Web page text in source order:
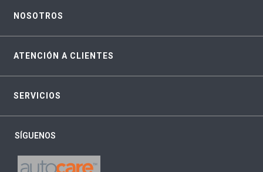
NOSOTROS
ATENCIÓN A CLIENTES
SERVICIOS
SÍGUENOS